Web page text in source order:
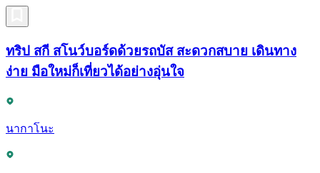
ทริป สกี สโนว์บอร์ดด้วยรถบัส สะดวกสบาย เดินทาง
ง่าย มือใหม่ก็เที่ยวได้อย่างอุ่นใจ
นากาโนะ